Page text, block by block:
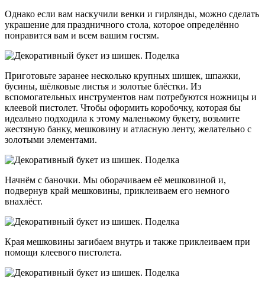
Однако если вам наскучили венки и гирлянды, можно сделать
украшение для праздничного стола, которое определённо
понравится вам и всем вашим гостям.
Приготовьте заранее несколько крупных шишек, шпажки,
бусины, шёлковые листья и золотые блёстки. Из
вспомогательных инструментов нам потребуются ножницы и
клеевой пистолет. Чтобы оформить коробочку, которая бы
идеально подходила к этому маленькому букету, возьмите
жестяную банку, мешковину и атласную ленту, желательно с
золотыми элементами.
Начнём с баночки. Мы оборачиваем её мешковиной и,
подвернув край мешковины, приклеиваем его немного
внахлёст.
Края мешковины загибаем внутрь и также приклеиваем при
помощи клеевого пистолета.